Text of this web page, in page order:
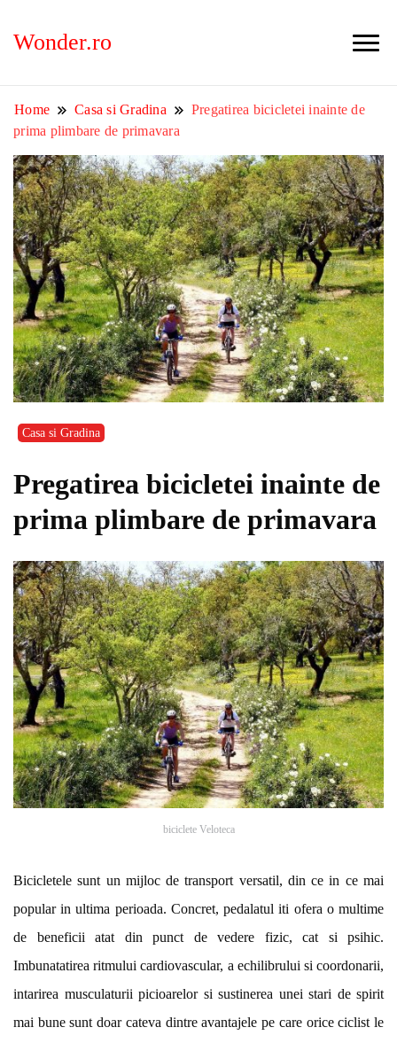
Wonder.ro
Home Casa si Gradina
Pregatirea bicicletei inainte de
prima plimbare de primavara
Casa si Gradina
Pregatirea bicicletei inainte de
prima plimbare de primavara
biciclete Veloteca
Bicicletele sunt un mijloc de transport versatil, din ce in ce mai
popular in ultima perioada. Concret, pedalatul iti ofera o multime
de beneficii atat din punct de vedere fizic, cat si psihic.
Imbunatatirea ritmului cardiovascular, a echilibrului si coordonarii,
intarirea musculaturii picioarelor si sustinerea unei stari de spirit
mai bune sunt doar cateva dintre avantajele pe care orice ciclist le